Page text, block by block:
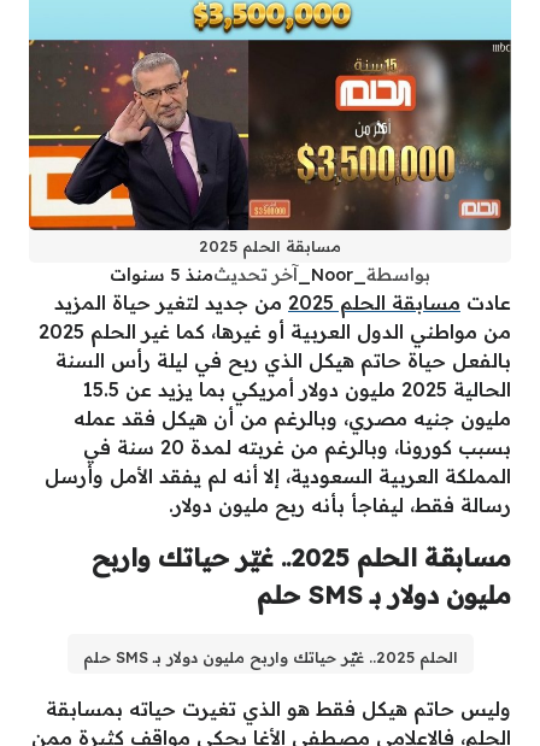
مسابقة الحلم 2025
بواسطة آخر تحديثمنذ 5 سنوات
عادت مسابقة الحلم 2025
من جديد لتغير حياة المزيد
من مواطني الدول العربية أو غيرها، كما غير الحلم 2025
بالفعل حياة حاتم هيكل الذي ربح في ليلة رأس السنة
الحالية 2025 مليون دولار أمريكي بما يزيد عن 15.5
مليون جنيه مصري، وبالرغم من أن هيكل فقد عمله
بسبب كورونا، وبالرغم من غربته لمدة 20 سنة في
المملكة العربية السعودية، إلا أنه لم يفقد الأمل وأرسل
رسالة فقط، ليفاجأ بأنه ربح مليون دولار.
مسابقة الحلم 2025.. غيّر حياتك واربح
مليون دولار بـ SMS حلم
الحلم 2025.. غيّر حياتك واربح مليون دولار بـ SMS حلم
وليس حاتم هيكل فقط هو الذي تغيرت حياته بمسابقة
الحلم، فالإعلامي مصطفى الأغا يحكي مواقف كثيرة ممن